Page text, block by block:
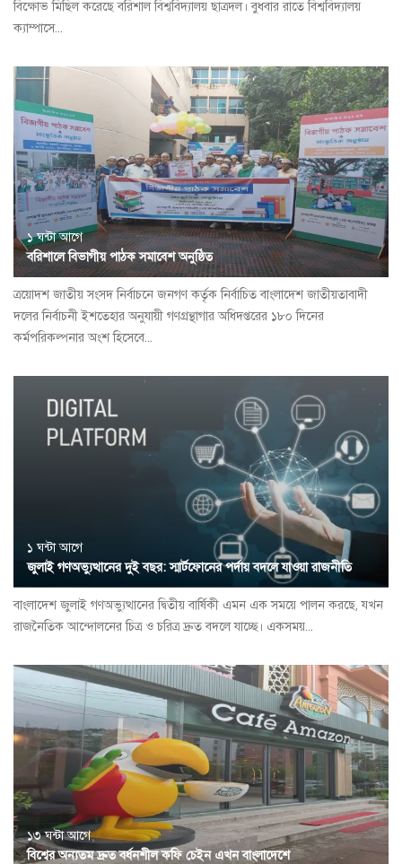
বিক্ষোভ মিছিল করেছে বরিশাল বিশ্ববিদ্যালয় ছাত্রদল। বুধবার রাতে বিশ্ববিদ্যালয়
ক্যাম্পাসে...
১ ঘন্টা আগে
বরিশালে বিভাগীয় পাঠক সমাবেশ অনুষ্ঠিত
ত্রয়োদশ জাতীয় সংসদ নির্বাচনে জনগণ কর্তৃক নির্বাচিত বাংলাদেশ জাতীয়তাবাদী
দলের নির্বাচনী ইশতেহার অনুযায়ী গণগ্রন্থাগার অধিদপ্তরের ১৮০ দিনের
কর্মপরিকল্পনার অংশ হিসেবে...
১ ঘন্টা আগে
জুলাই গণঅভ্যুত্থানের দুই বছর: স্মার্টফোনের পর্দায় বদলে যাওয়া রাজনীতি
বাংলাদেশ জুলাই গণঅভ্যুত্থানের দ্বিতীয় বার্ষিকী এমন এক সময়ে পালন করছে, যখন
রাজনৈতিক আন্দোলনের চিত্র ও চরিত্র দ্রুত বদলে যাচ্ছে। একসময়...
১৩ ঘন্টা আগে
বিশ্বের অন্যতম দ্রুত বর্ধনশীল কফি চেইন এখন বাংলাদেশে